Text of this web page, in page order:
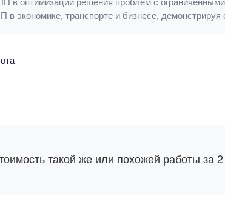
в экономике, транспорте и бизнесе,
такой же или похожей работы за